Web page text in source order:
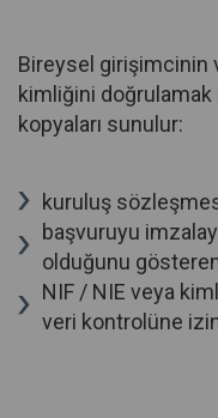
Bireysel girişimcinin
kimliğini doğrulamak
kopyaları sunulur:
kuruluş
başvuruyu
olduğunu
NIF / NIE veya
veri kontrolüne